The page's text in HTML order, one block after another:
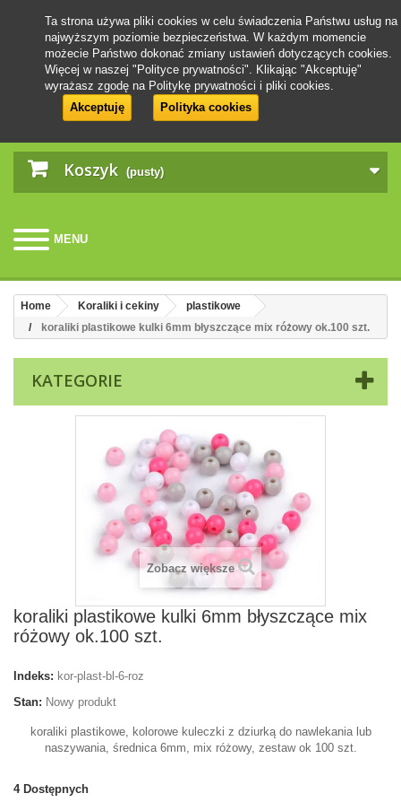
Koszyk (pusty)
MENU
Ta strona używa pliki cookies w celu świadczenia Państwu usług na
najwyższym poziomie bezpieczeństwa. W każdym momencie
możecie Państwo dokonać zmiany ustawień dotyczących cookies.
Więcej w naszej "Polityce prywatności". Klikając "Akceptuję"
wyrażasz zgodę na Politykę prywatności i pliki cookies.
Akceptuję
Polityka cookies
Home Koraliki i cekiny
plastikowe
koraliki plastikowe kulki 6mm błyszczące mix różowy ok.100 szt.
KATEGORIE
Zobacz większe
koraliki plastikowe kulki 6mm błyszczące mix
różowy ok.100 szt.
Indeks: kor-plast-bl-6-roz
Stan: Nowy produkt
koraliki plastikowe, kolorowe kuleczki z dziurką do nawlekania lub
naszywania, średnica 6mm, mix różowy, zestaw ok 100 szt.
4 Dostępnych